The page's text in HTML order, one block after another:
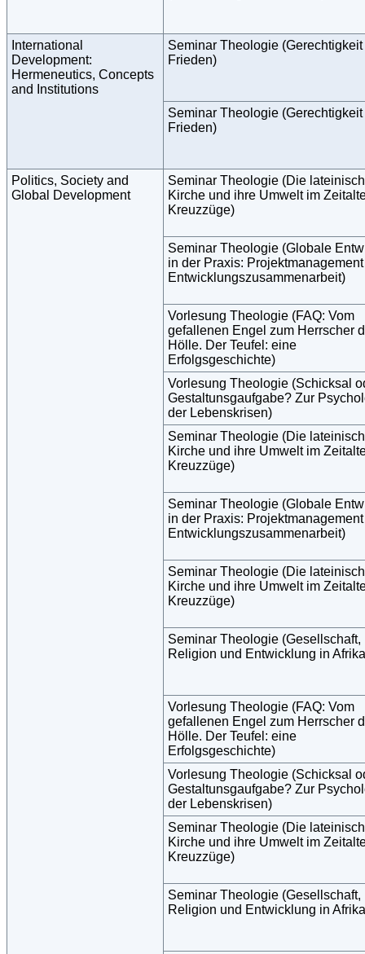
International
Development:
Hermeneutics, Concepts
and Institutions
Seminar Theologie
Frieden)
Seminar Theologie
Frieden)
Politics, Society and
Global Development
Seminar Theologie (Die
Kirche und ihre Umwelt im
Kreuzzüge)
Seminar Theologie (Globale
in der Praxis:
Entwicklungszusammenarbeit)
Vorlesung Theologie (FAQ: Vom
gefallenen Engel zum Herrscher
Hölle. Der Teufel: eine
Erfolgsgeschichte)
Vorlesung Theologie (Schicksal
Gestaltunsgaufgabe? Zur
der Lebenskrisen)
Seminar Theologie (Die
Kirche und ihre Umwelt im
Kreuzzüge)
Seminar Theologie (Globale
in der Praxis:
Entwicklungszusammenarbeit)
Seminar Theologie (Die
Kirche und ihre Umwelt im
Kreuzzüge)
Seminar Theologie (Gesellschaft,
Religion und Entwicklung in
Vorlesung Theologie (FAQ: Vom
gefallenen Engel zum Herrscher
Hölle. Der Teufel: eine
Erfolgsgeschichte)
Vorlesung Theologie (Schicksal
Gestaltunsgaufgabe? Zur
der Lebenskrisen)
Seminar Theologie (Die
Kirche und ihre Umwelt im
Kreuzzüge)
Seminar Theologie (Gesellschaft,
Religion und Entwicklung in